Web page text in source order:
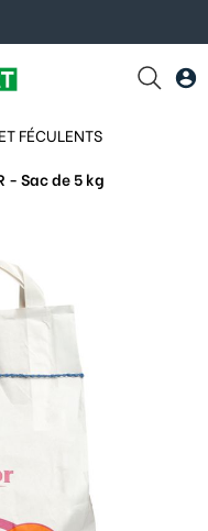
FÉCULENTS
- Sac de 5 kg